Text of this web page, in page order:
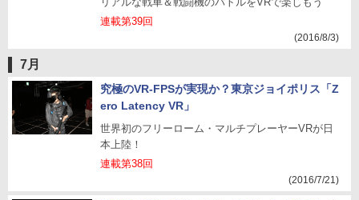
連載第39回
(2016/8/3)
7月
究極のVR-FPSが実現か？東京ジョイポリス「Z
ero Latency VR」
世界初のフリーローム・マルチプレーヤーVRが日
本上陸！
連載第38回
(2016/7/21)